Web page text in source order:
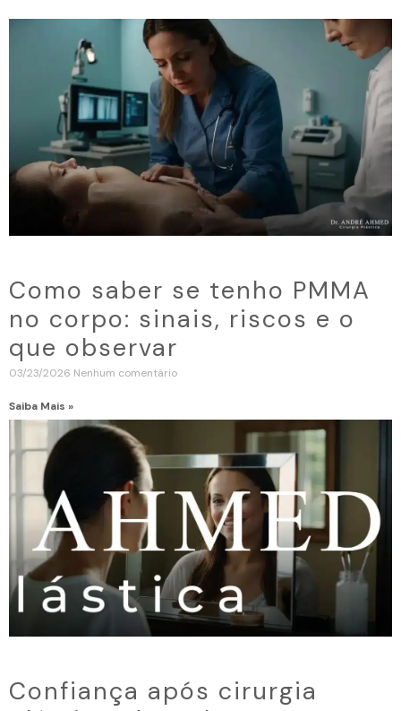
Como saber se tenho PMMA
no corpo: sinais, riscos e o
que observar
03/23/2026 Nenhum comentário
Saiba Mais »
Confiança após cirurgia